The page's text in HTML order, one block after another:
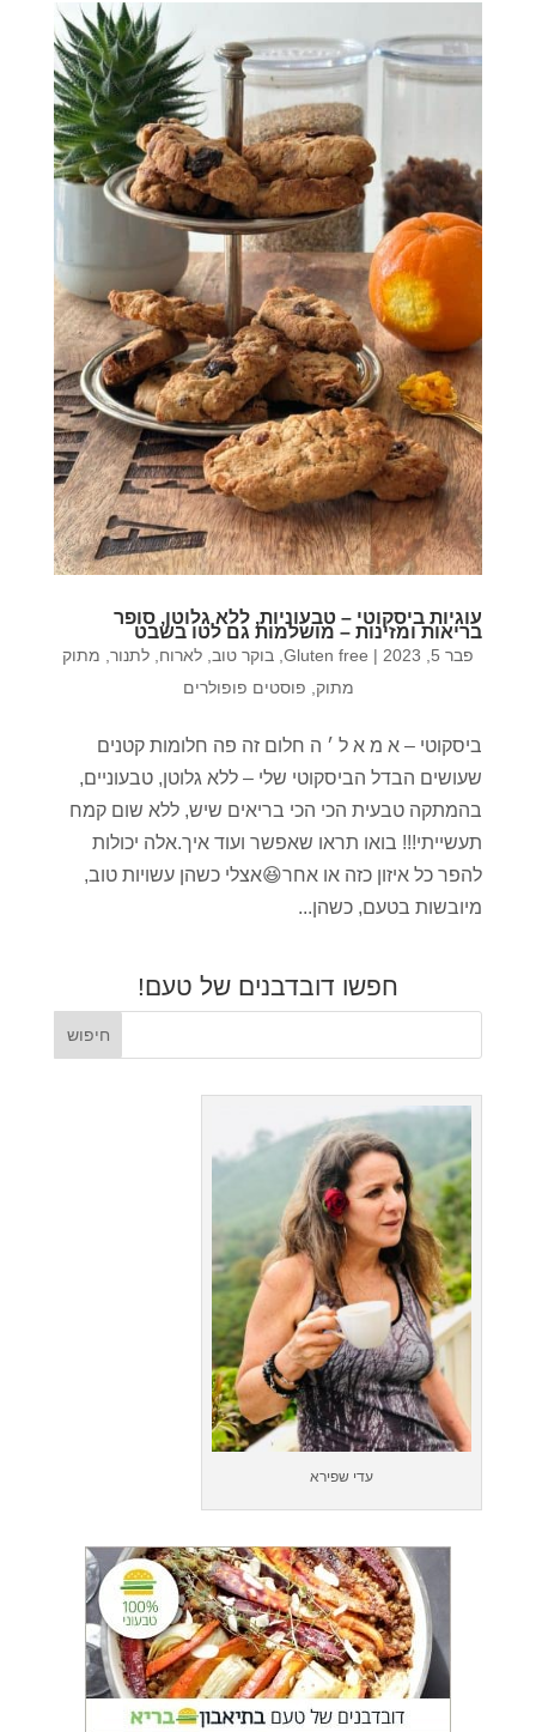
עוגיות ביסקוטי – טבעוניות, ללא גלוטן, סופר
בריאות ומזינות – מושלמות גם לטו בשבט
פבר 5, 2023 |
Gluten free בוקר טוב לארוח לתנור מתוק
מתוק פוסטים פופולרים
ביסקוטי – א מ א ל ׳ ה חלום זה פה חלומות קטנים
שעושים הבדל הביסקוטי שלי – ללא גלוטן, טבעוניים,
בהמתקה טבעית הכי הכי בריאים שיש, ללא שום קמח
תעשייתי!!! בואו תראו שאפשר ועוד איך.אלה יכולות
להפר כל איזון כזה או אחר😆אצלי כשהן עשויות טוב,
מיובשות בטעם, כשהן...
חפשו דובדבנים של טעם!
עדי שפירא